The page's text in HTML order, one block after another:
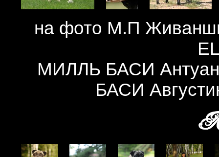
на фото М.П
МИЛЛЬ БАСИ
БАСИ